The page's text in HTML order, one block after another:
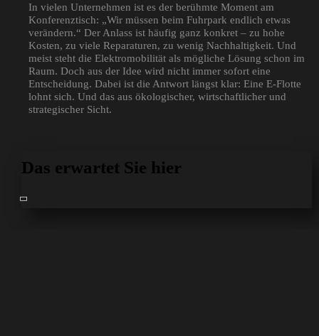
In vielen Unternehmen ist es der berühmte Moment am
Konferenztisch: „Wir müssen beim Fuhrpark endlich etwas
verändern.“ Der Anlass ist häufig ganz konkret – zu hohe
Kosten, zu viele Reparaturen, zu wenig Nachhaltigkeit. Und
meist steht die Elektromobilität als mögliche Lösung schon im
Raum. Doch aus der Idee wird nicht immer sofort eine
Entscheidung. Dabei ist die Antwort längst klar: Eine E-Flotte
lohnt sich. Und das aus ökologischer, wirtschaftlicher und
strategischer Sicht.
Das erwartet Sie hier